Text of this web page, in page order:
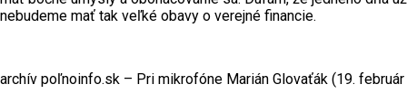
nebudeme mať tak veľké obavy o verejné financie.
archív poľnoinfo.sk – Pri mikrofóne Marián Glovaťák (19.